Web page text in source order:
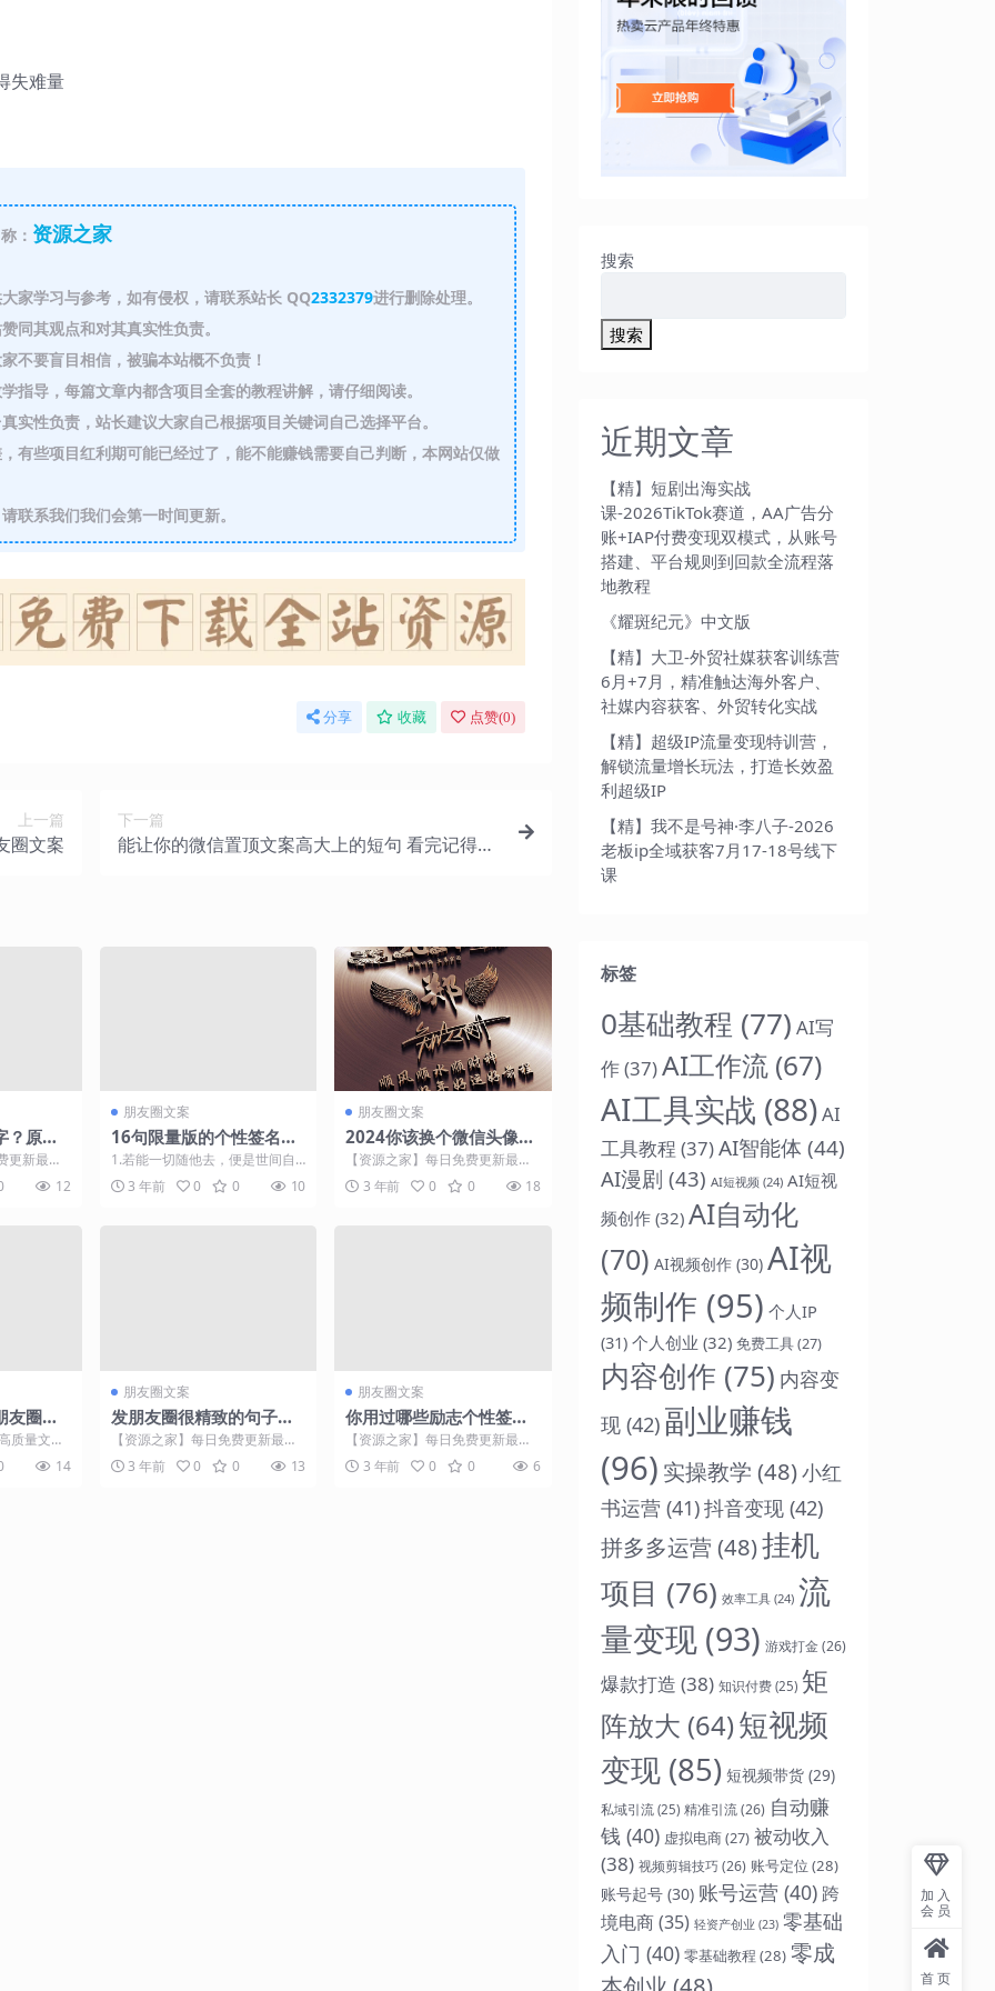
失难量
： 资源之家
家学习与参考，如有侵权，请联系站长 QQ2332379进行删除处理。
同其观点和对其真实性负责。
不要盲目相信，被骗本站概不负责！
指导，每篇文章内都含项目全套的教程讲解，请仔细阅读。
性负责，站长建议大家自己根据项目关键词自己选择平台。
有些项目红利期可能已经过了，能不能赚钱需要自己判断，本网站仅做
联系我们我们会第一时间更新。
分享 收藏 点赞(0)
上一篇
圈文案
下一篇
能让你的微信置顶文案高大上的短句 看完记得收
？原来
钟就学
更新最热
...
12
朋友圈文案
16句限量版的个性签名
——霸气，个性，拽
1.若能一切随他去，便是世间自
在人。 2.你脑袋那么小，想多了
会不开心的。 3....
3 年前 0 0 10
朋友圈文案
2024你该换个微信头像
了，精选32张大气艺术连
笔签名头像，请查收
【资源之家】每日免费更新最热
门的副业项目资源 大家好，我是
明煊。 每天更新创意壁...
3 年前 0 0 18
友圈文
质量文案
14
朋友圈文案
发朋友圈很精致的句子，
句句现实，触动人心
【资源之家】每日免费更新最热
门的副业项目资源 一 * 在人生中
的某些时刻，体会过...
3 年前 0 0 13
朋友圈文案
你用过哪些励志个性签名
呢?
【资源之家】每日免费更新最热
门的副业项目资源 哪怕一无所
有，光着脚，只要真诚地专...
3 年前 0 0 6
搜索
搜索
近期文章
【精】短剧出海实战
课-2026TikTok赛道，AA广告分
账+IAP付费变现双模式，从账号
搭建、平台规则到回款全流程落
地教程
《耀斑纪元》中文版
【精】大卫-外贸社媒获客训练营
6月+7月，精准触达海外客户、
社媒内容获客、外贸转化实战
【精】超级IP流量变现特训营，
解锁流量增长玩法，打造长效盈
利超级IP
【精】我不是号神·李八子-2026
老板ip全域获客7月17-18号线下
课
标签
0基础教程 (77) AI写
作(37)AI工作流 (67)
AI工具实战 (88)AI
工具教程 (37)AI智能体 (44)
AI漫剧 (43) AI短视频 (24) AI短视
频创作 (32) AI自动化
(70) AI视频创作 (30) AI视
频制作 (95) 个人IP
(31) 个人创业 (32) 免费工具(27)
内容创作 (75) 内容变
现 (42) 副业赚钱
(96) 实操教学 (48)小红
书运营 (41)抖音变现 (42)
拼多多运营 (48)挂机
项目 (76) 效率工具 (24) 流
量变现 (93) 游戏打金(26)
爆款打造 (38) 知识付费 (25) 矩
阵放大 (64)短视频
变现 (85) 短视频带货 (29)
私域引流 (25) 精准引流(26) 自动赚
钱 (40) 虚拟电商(27) 被动收入
(38) 视频剪辑技巧(26) 账号定位 (28)
账号起号 (30) 账号运营 (40) 跨
境电商(35) 轻资产创业 (23) 零基础
入门 (40) 零基础教程 (28) 零成
加入
会员
首页